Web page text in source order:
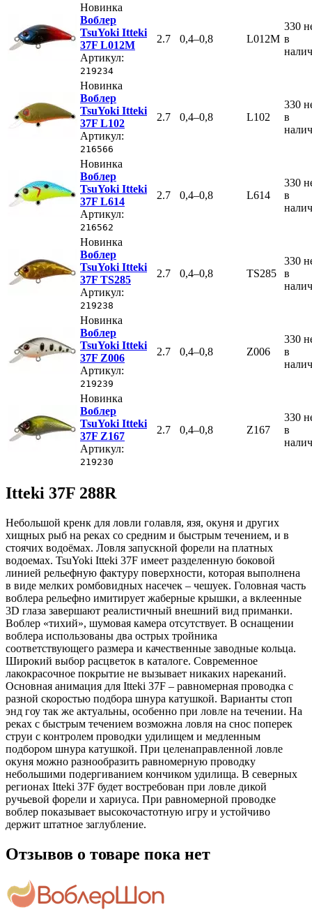
Новинка
Воблер
TsuYoki Itteki
37F L012M
Артикул:
219234
2.7 0,4–0,8 L012M
330
в
Новинка
Воблер
TsuYoki Itteki
37F L102
Артикул:
216566
2.7 0,4–0,8 L102
330
в
Новинка
Воблер
TsuYoki Itteki
37F L614
Артикул:
216562
2.7 0,4–0,8 L614
330
в
Новинка
Воблер
TsuYoki Itteki
37F TS285
Артикул:
219238
2.7 0,4–0,8 TS285
330
в
Новинка
Воблер
TsuYoki Itteki
37F Z006
Артикул:
219239
2.7 0,4–0,8 Z006
330
в
Новинка
Воблер
TsuYoki Itteki
37F Z167
Артикул:
219230
2.7 0,4–0,8 Z167
330
в
Itteki 37F 288R
Небольшой кренк для ловли голавля, язя, окуня и других
хищных рыб на реках со средним и быстрым течением, и в
стоячих водоёмах. Ловля запускной форели на платных
водоемах. TsuYoki Itteki 37F имеет разделенную боковой
линией рельефную фактуру поверхности, которая выполнена
в виде мелких ромбовидных насечек – чешуек. Головная часть
воблера рельефно имитирует жаберные крышки, а вклеенные
3D глаза завершают реалистичный внешний вид приманки.
Воблер «тихий», шумовая камера отсутствует. В оснащении
воблера использованы два острых тройника
соответствующего размера и качественные заводные кольца.
Широкий выбор расцветок в каталоге. Современное
лакокрасочное покрытие не вызывает никаких нареканий.
Основная анимация для Itteki 37F – равномерная проводка с
разной скоростью подбора шнура катушкой. Варианты стоп
энд гоу так же актуальны, особенно при ловле на течении. На
реках с быстрым течением возможна ловля на снос поперек
струи с контролем проводки удилищем и медленным
подбором шнура катушкой. При целенаправленной ловле
окуня можно разнообразить равномерную проводку
небольшими подергиванием кончиком удилища. В северных
регионах Itteki 37F будет востребован при ловле дикой
ручьевой форели и хариуса. При равномерной проводке
воблер показывает высокочастотную игру и устойчиво
держит штатное заглубление.
Отзывов о товаре пока нет